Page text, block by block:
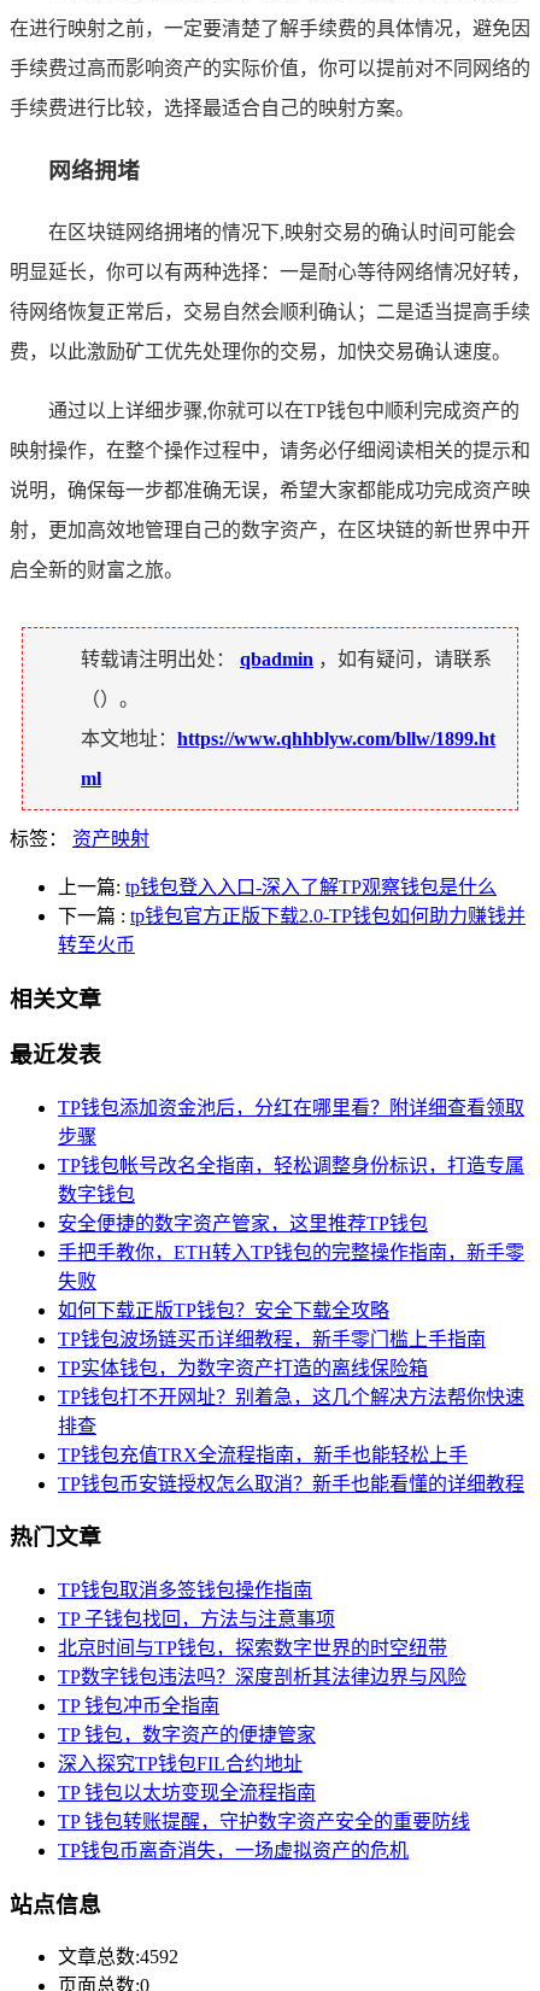
在进行映射之前，一定要清楚了解手续费的具体情况，避免因
手续费过高而影响资产的实际价值，你可以提前对不同网络的
手续费进行比较，选择最适合自己的映射方案。
网络拥堵
在区块链网络拥堵的情况下,映射交易的确认时间可能会
明显延长，你可以有两种选择：一是耐心等待网络情况好转，
待网络恢复正常后，交易自然会顺利确认；二是适当提高手续
费，以此激励矿工优先处理你的交易，加快交易确认速度。
通过以上详细步骤,你就可以在TP钱包中顺利完成资产的
映射操作，在整个操作过程中，请务必仔细阅读相关的提示和
说明，确保每一步都准确无误，希望大家都能成功完成资产映
射，更加高效地管理自己的数字资产，在区块链的新世界中开
启全新的财富之旅。
转载请注明出处： qbadmin ，如有疑问，请联系
（）。
本文地址： https://www.qhhblyw.com/bllw/1899.ht
ml
标签： 资产映射
上一篇: tp钱包登入入口-深入了解TP观察钱包是什么
下一篇 : tp钱包官方正版下载2.0-TP钱包如何助力赚钱并
转至火币
相关文章
最近发表
TP钱包添加资金池后，分红在哪里看？附详细查看领取
步骤
TP钱包帐号改名全指南，轻松调整身份标识，打造专属
数字钱包
安全便捷的数字资产管家，这里推荐TP钱包
手把手教你，ETH转入TP钱包的完整操作指南，新手零
失败
如何下载正版TP钱包？安全下载全攻略
TP钱包波场链买币详细教程，新手零门槛上手指南
TP实体钱包，为数字资产打造的离线保险箱
TP钱包打不开网址？别着急，这几个解决方法帮你快速
排查
TP钱包充值TRX全流程指南，新手也能轻松上手
TP钱包币安链授权怎么取消？新手也能看懂的详细教程
热门文章
TP钱包取消多签钱包操作指南
TP 子钱包找回，方法与注意事项
北京时间与TP钱包，探索数字世界的时空纽带
TP数字钱包违法吗？深度剖析其法律边界与风险
TP 钱包冲币全指南
TP 钱包，数字资产的便捷管家
深入探究TP钱包FIL合约地址
TP 钱包以太坊变现全流程指南
TP 钱包转账提醒，守护数字资产安全的重要防线
TP钱包币离奇消失，一场虚拟资产的危机
站点信息
文章总数:4592
页面总数:0